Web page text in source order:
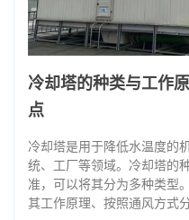
冷却塔的种类与工作
点
冷却塔是用于降低水温度的
统、工厂等领域。冷却塔的
准，可以将其分为多种类型
其工作原理、按照通风方式